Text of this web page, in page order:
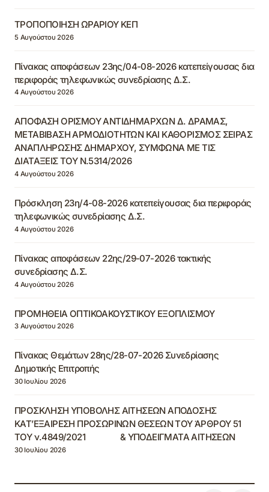
ΤΡΟΠΟΠΟΙΗΣΗ ΩΡΑΡΙΟΥ ΚΕΠ
5 Αυγούστου 2026
Πίνακας αποφάσεων 23ης/04-08-2026 κατεπείγουσας δια
περιφοράς τηλεφωνικώς συνεδρίασης Δ.Σ.
4 Αυγούστου 2026
ΑΠΟΦΑΣΗ ΟΡΙΣΜΟΥ ΑΝΤΙΔΗΜΑΡΧΩΝ Δ. ΔΡΑΜΑΣ,
ΜΕΤΑΒΙΒΑΣΗ ΑΡΜΟΔΙΟΤΗΤΩΝ ΚΑΙ ΚΑΘΟΡΙΣΜΟΣ ΣΕΙΡΑΣ
ΑΝΑΠΛΗΡΩΣΗΣ ΔΗΜΑΡΧΟΥ, ΣΥΜΦΩΝΑ ΜΕ ΤΙΣ
ΔΙΑΤΑΞΕΙΣ ΤΟΥ Ν.5314/2026
4 Αυγούστου 2026
Πρόσκληση 23η/4-08-2026 κατεπείγουσας δια περιφοράς
τηλεφωνικώς συνεδρίασης Δ.Σ.
4 Αυγούστου 2026
Πίνακας αποφάσεων 22ης/29-07-2026 τακτικής
συνεδρίασης Δ.Σ.
4 Αυγούστου 2026
ΠΡΟΜΗΘΕΙΑ ΟΠΤΙΚΟΑΚΟΥΣΤΙΚΟΥ ΕΞΟΠΛΙΣΜΟΥ
3 Αυγούστου 2026
Πίνακας Θεμάτων 28ης/28-07-2026 Συνεδρίασης
Δημοτικής Επιτροπής
30 Ιουλίου 2026
ΠΡΟΣΚΛΗΣΗ ΥΠΟΒΟΛΗΣ ΑΙΤΗΣΕΩΝ ΑΠΟΔΟΣΗΣ
ΚΑΤ’ΕΞΑΙΡΕΣΗ ΠΡΟΣΩΡΙΝΩΝ ΘΕΣΕΩΝ ΤΟΥ ΆΡΘΡΟΥ 51
ΤΟΥ ν.4849/2021 & ΥΠΟΔΕΙΓΜΑΤΑ ΑΙΤΗΣΕΩΝ
30 Ιουλίου 2026